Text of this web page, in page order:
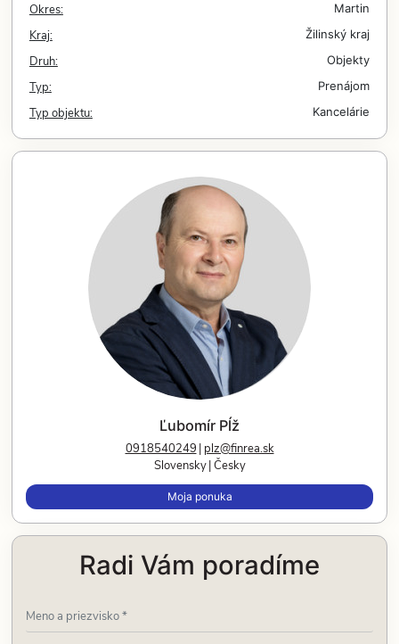
Okres: Martin
Kraj: Žilinský kraj
Druh: Objekty
Typ: Prenájom
Typ objektu: Kancelárie
Ľubomír Pĺž
0918540249 plz@finrea.sk
Slovensky Česky
Moja ponuka
Radi Vám poradíme